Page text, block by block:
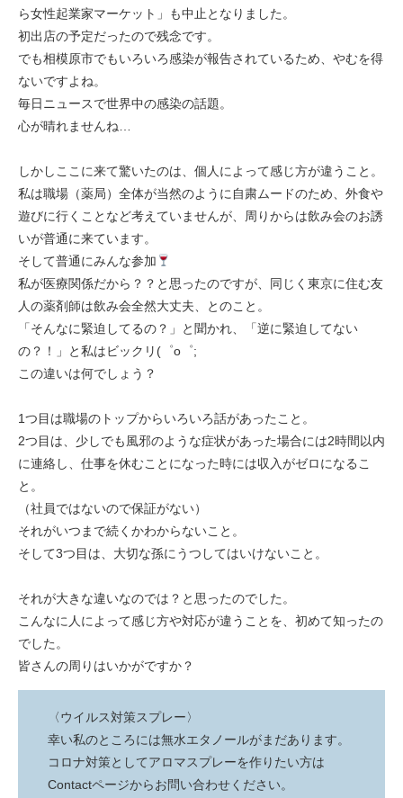
ら女性起業家マーケット」も中止となりました。
初出店の予定だったので残念です。
でも相模原市でもいろいろ感染が報告されているため、やむを得
ないですよね。
毎日ニュースで世界中の感染の話題。
心が晴れませんね…
しかしここに来て驚いたのは、個人によって感じ方が違うこと。
私は職場（薬局）全体が当然のように自粛ムードのため、外食や
遊びに行くことなど考えていませんが、周りからは飲み会のお誘
いが普通に来ています。
そして普通にみんな参加
私が医療関係だから？？と思ったのですが、同じく東京に住む友
人の薬剤師は飲み会全然大丈夫、とのこと。
「そんなに緊迫してるの？」と聞かれ、「逆に緊迫してない
の？！」と私はビックリ(゜o゜;
この違いは何でしょう？
1つ目は職場のトップからいろいろ話があったこと。
2つ目は、少しでも風邪のような症状があった場合には2時間以内
に連絡し、仕事を休むことになった時には収入がゼロになるこ
と。
（社員ではないので保証がない）
それがいつまで続くかわからないこと。
そして3つ目は、大切な孫にうつしてはいけないこと。
それが大きな違いなのでは？と思ったのでした。
こんなに人によって感じ方や対応が違うことを、初めて知ったの
でした。
皆さんの周りはいかがですか？
〈ウイルス対策スプレー〉
幸い私のところには無水エタノールがまだあります。
コロナ対策としてアロマスプレーを作りたい方は
Contactページからお問い合わせください。